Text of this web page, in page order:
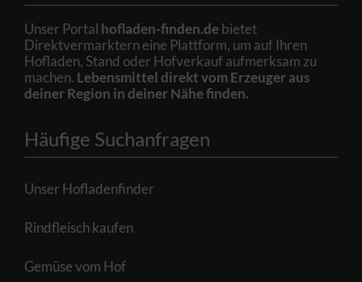
Unser Portal hofladen-finden.debietet
Direktvermarktern eine Plattform, um auf Ihren
Hofladen, Stand oder Hofverkauf aufmerksam zu
machen. Lebensmittel direkt vom Erzeuger aus
deiner Region in deiner Nähe finden.
Häufige Suchanfragen
Unser Hofladenfinder
Rindfleisch kaufen
Gemüse vom Hof